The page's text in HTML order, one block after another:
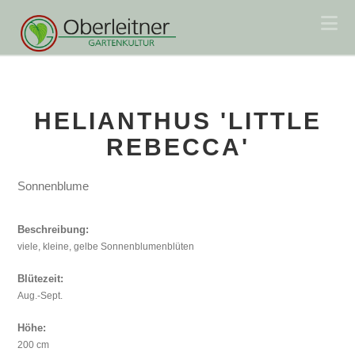
HELIANTHUS 'LITTLE
REBECCA'
Sonnenblume
Beschreibung:
viele, kleine, gelbe Sonnenblumenblüten
Blütezeit:
Aug.-Sept.
Höhe:
200 cm